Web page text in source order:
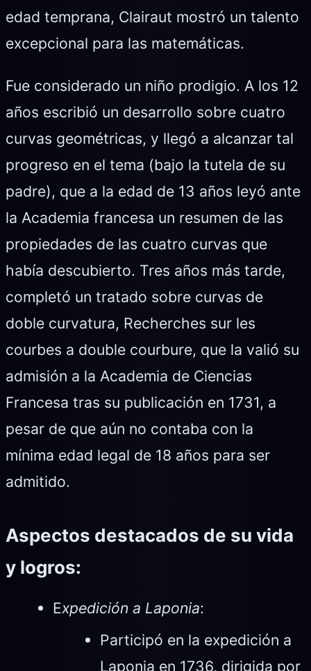
edad temprana, Clairaut mostró un talento
excepcional para las matemáticas.
Fue considerado un niño prodigio. A los 12
años escribió un desarrollo sobre cuatro
curvas geométricas, y llegó a alcanzar tal
progreso en el tema (bajo la tutela de su
padre), que a la edad de 13 años leyó ante
la Academia francesa un resumen de las
propiedades de las cuatro curvas que
había descubierto. Tres años más tarde,
completó un tratado sobre curvas de
doble curvatura, Recherches sur les
courbes a double courbure, que la valió su
admisión a la Academia de Ciencias
Francesa tras su publicación en 1731, a
pesar de que aún no contaba con la
mínima edad legal de 18 años para ser
admitido.
Aspectos destacados de su vida
y logros:
Expedición a Laponia:
Participó en la expedición a
Laponia en 1736, dirigida por